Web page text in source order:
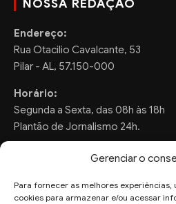
Gerenciar o
Para fornecer as melhores
cookies para armazenar e/ou acessar
NOSSA REDAÇÃO
Endereço:
Rua Otacilio Cavalcante, 53
Pilar - AL, 57.150-000
Horário:
Segunda a Sexta, das 08h às 18h
Plantão de Jornalismo 24h.
FALE CONOSCO